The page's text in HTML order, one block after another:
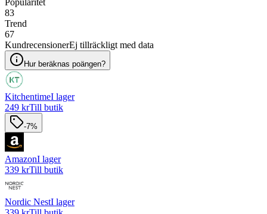
Popularitet
83
Trend
67
KundrecensionerEj tillräckligt med data
Hur beräknas poängen?
KitchentimeI lager
249 krTill butik
-7%
AmazonI lager
339 krTill butik
Nordic NestI lager